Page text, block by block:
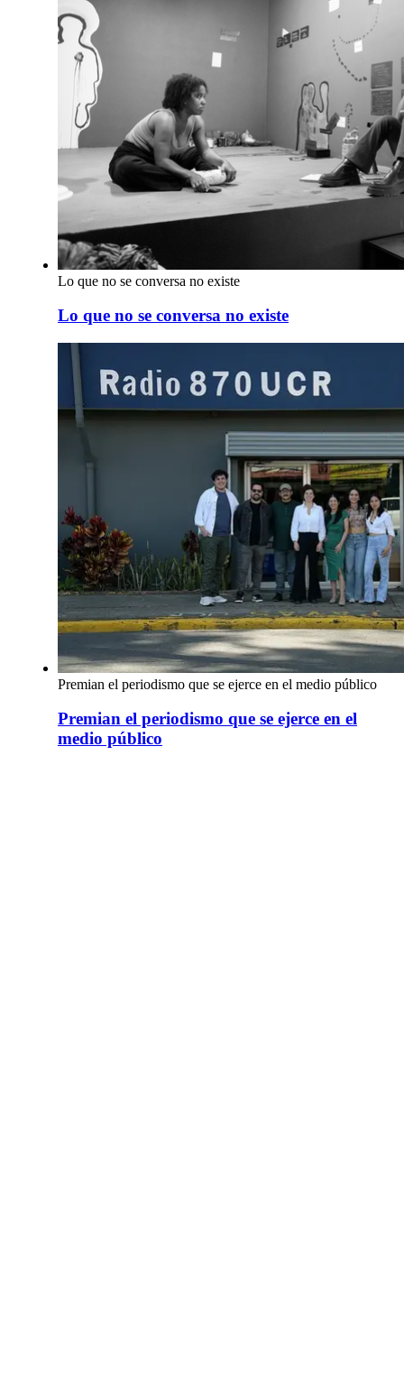
Lo que no se conversa no existe
Lo que no se conversa no existe
Premian el periodismo que se ejerce en el medio público
Premian el periodismo que se ejerce en el
medio público